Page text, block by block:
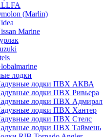
(Marlin)
Marine
лодки
лодки ПВХ АКВА
лодки ПВХ Ривьера
лодки ПВХ Адмирал
лодки ПВХ Хантер
лодки ПВХ Стелс
лодки ПВХ Таймень